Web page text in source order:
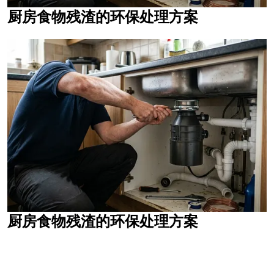
厨房食物残渣的环保处理方案
厨房食物残渣的环保处理方案